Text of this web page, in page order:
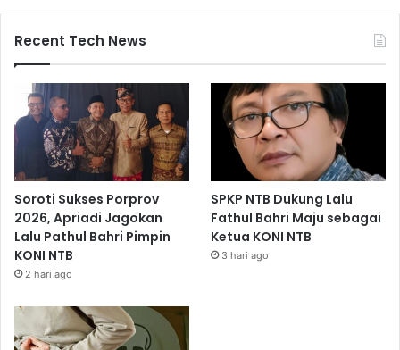
Recent Tech News
Soroti Sukses Porprov
2026, Apriadi Jagokan
Lalu Pathul Bahri Pimpin
KONI NTB
2 hari ago
SPKP NTB Dukung Lalu
Fathul Bahri Maju sebagai
Ketua KONI NTB
3 hari ago